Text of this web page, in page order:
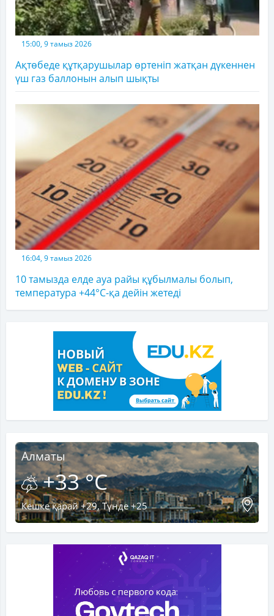
15:00, 9 тамыз 2026
Ақтөбеде құтқарушылар өртеніп жатқан дүкеннен
үш газ баллонын алып шықты
16:04, 9 тамыз 2026
10 тамызда елде ауа райы құбылмалы болып,
температура +44°C-қа дейін жетеді
Алматы
+33 °C
Кешке қарай +29, Түнде +25